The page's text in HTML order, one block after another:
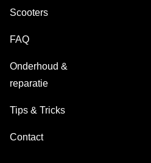
Scooters
FAQ
Onderhoud &
reparatie
Tips & Tricks
Contact